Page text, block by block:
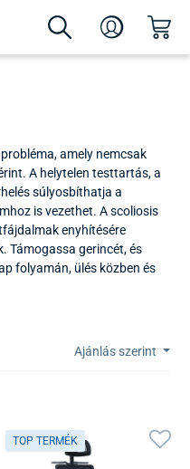
amely nemcsak
A helytelen testtartás, a
súlyosbíthatja a
is vezethet. A scoliosis
enyhítésére
Támogassa gerincét, és
folyamán, ülés közben és
Ajánlás szerint
TOP TERMÉK